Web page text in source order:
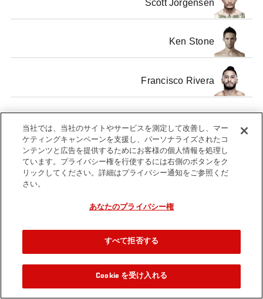
Scott Jorgensen
Ken Stone
Francisco Rivera
Tags stone rivera
Ken
Stone
TUF
13
duran
当社では、当社のサイトやサービスを測定して改善し、マー
ケティングキャンペーンを支援し、パーソナライズされたコ
ンテンツと広告を提供するためにお客様の個人情報を処理し
ています。プライバシー権を行使するには右側のボタンをク
リックしてください。詳細はプライバシー通知をご参照くだ
さい。
あなたのプライバシー権
すべて拒否する
Cookie を受け入れる